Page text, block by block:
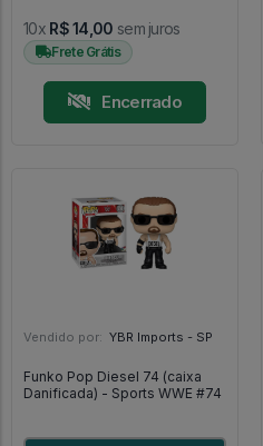
10x R$ 14,00 sem juros
Frete Grátis
Encerrado
Vendido por: YBR Imports - SP
Funko Pop Diesel 74 (caixa
Danificada) - Sports WWE #74